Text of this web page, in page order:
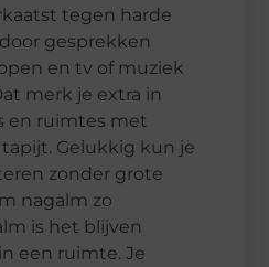
tegen harde
gesprekken
en tv of muziek
merk je extra in
en ruimtes met
Gelukkig kun je
zonder grote
nagalm zo
is het blijven
een ruimte. Je